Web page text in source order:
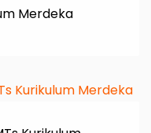
Merdeka